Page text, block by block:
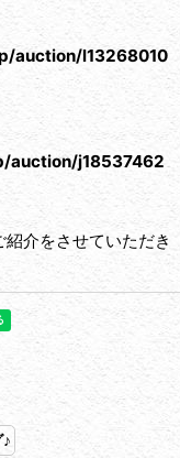
auction/l13268010
auction/j18537462
介をさせていただき